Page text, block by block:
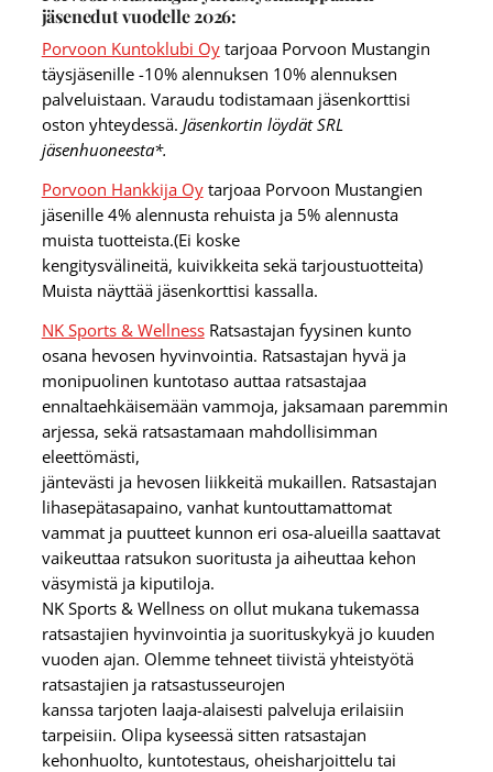
jäsenedut vuodelle 2026:
Porvoon Kuntoklubi Oytarjoaa Porvoon Mustangin
täysjäsenille -10% alennuksen 10% alennuksen
palveluistaan. Varaudu todistamaan jäsenkorttisi
oston yhteydessä. Jäsenkortin löydät SRL
jäsenhuoneesta*.
Porvoon Hankkija Oytarjoaa Porvoon Mustangien
jäsenille 4% alennusta rehuista ja 5% alennusta
muista tuotteista.(Ei koske
kengitysvälineitä, kuivikkeita sekä tarjoustuotteita)
Muista näyttää jäsenkorttisi kassalla.
NK Sports & WellnessRatsastajan fyysinen kunto
osana hevosen hyvinvointia. Ratsastajan hyvä ja
monipuolinen kuntotaso auttaa ratsastajaa
ennaltaehkäisemään vammoja, jaksamaan paremmin
arjessa, sekä ratsastamaan mahdollisimman
eleettömästi,
jäntevästi ja hevosen liikkeitä mukaillen. Ratsastajan
lihasepätasapaino, vanhat kuntouttamattomat
vammat ja puutteet kunnon eri osa-alueilla saattavat
vaikeuttaa ratsukon suoritusta ja aiheuttaa kehon
väsymistä ja kiputiloja.
NK Sports & Wellness on ollut mukana tukemassa
ratsastajien hyvinvointia ja suorituskykyä jo kuuden
vuoden ajan. Olemme tehneet tiivistä yhteistyötä
ratsastajien ja ratsastusseurojen
kanssa tarjoten laaja-alaisesti palveluja erilaisiin
tarpeisiin. Olipa kyseessä sitten ratsastajan
kehonhuolto, kuntotestaus, oheisharjoittelu tai